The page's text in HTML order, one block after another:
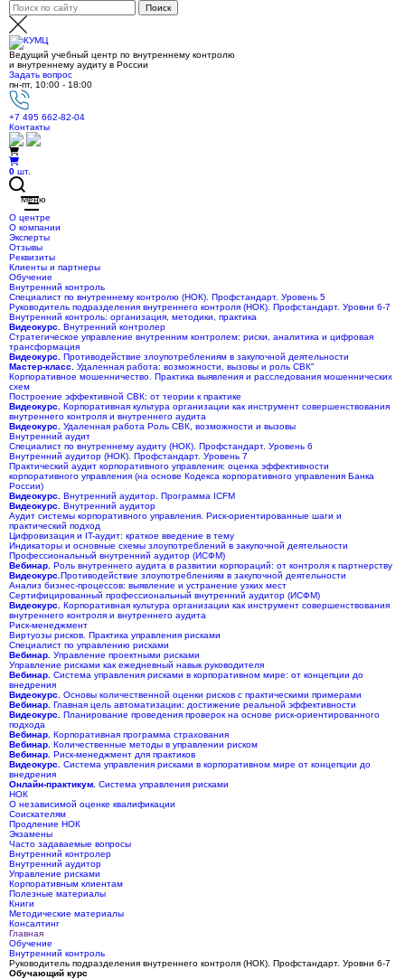
Ведущий учебный центр по внутреннему контролю
и внутреннему аудиту в России
Задать вопрос
пн-пт, 10:00 - 18:00
+7 495 662-82-04
Контакты
0 шт.
Меню
О центре
О компании
Эксперты
Отзывы
Реквизиты
Клиенты и партнеры
Обучение
Внутренний контроль
Специалист по внутреннему контролю (НОК). Профстандарт. Уровень 5
Руководитель подразделения внутреннего контроля (НОК). Профстандарт. Уровни 6-7
Внутренний контроль: организация, методики, практика
Видеокурс.
Внутренний контролер
Стратегическое управление внутренним контролем: риски, аналитика и цифровая
трансформация
Видеокурс.
Противодействие злоупотреблениям в закупочной деятельности
Мастер-класс.
Удаленная работа: возможности, вызовы и роль СВК"
Корпоративное мошенничество. Практика выявления и расследования мошеннических
схем
Построение эффективной СВК: от теории к практике
Видеокурс.
Корпоративная культура организации как инструмент совершенствования
внутреннего контроля и внутреннего аудита
Видеокурс.
Удаленная работа Роль СВК, возможности и вызовы
Внутренний аудит
Специалист по внутреннему аудиту (НОК). Профстандарт. Уровень 6
Внутренний аудитор (НОК). Профстандарт. Уровень 7
Практический аудит корпоративного управления: оценка эффективности
корпоративного управления (на основе Кодекса корпоративного управления Банка
России)
Видеокурс.
Внутренний аудитор. Программа ICFM
Видеокурс.
Внутренний аудитор
Аудит системы корпоративного управления. Риск-ориентированные шаги и
практический подход
Цифровизация и IT-аудит: краткое введение в тему
Индикаторы и основные схемы злоупотреблений в закупочной деятельности
Профессиональный внутренний аудитор (ИСФМ)
Вебинар. Роль внутреннего аудита в развитии корпораций: от контроля к партнерству
Видеокурс. Противодействие злоупотреблениям в закупочной деятельности
Анализ бизнес-процессов: выявление и устранение узких мест
Сертифицированный профессиональный внутренний аудитор (ИСФМ)
Видеокурс.
Корпоративная культура организации как инструмент совершенствования
внутреннего контроля и внутреннего аудита
Риск-менеджмент
Виртуозы рисков. Практика управления рисками
Специалист по управлению рисками
Вебинар. Управление проектными рисками
Управление рисками как ежедневный навык руководителя
Вебинар. Система управления рисками в корпоративном мире: от концепции до
внедрения
Видеокурс.
Основы количественной оценки рисков с практическими примерами
Вебинар. Главная цель автоматизации: достижение реальной эффективности
Видеокурс.
Планирование проведения проверок на основе риск-ориентированного
подхода
Вебинар. Корпоративная программа страхования
Вебинар. Количественные методы в управлении риском
Вебинар. Риск-менеджмент для практиков
Видеокурс.
Система управления рисками в корпоративном мире от концепции до
внедрения
Онлайн-практикум. Система управления рисками
НОК
О независимой оценке квалификации
Соискателям
Продление НОК
Экзамены
Часто задаваемые вопросы
Внутренний контролер
Внутренний аудитор
Управление рисками
Корпоративным клиентам
Полезные материалы
Книги
Методические материалы
Консалтинг
Главная
Обучение
Внутренний контроль
Руководитель подразделения внутреннего контроля (НОК). Профстандарт. Уровни 6-7
Обучающий курс